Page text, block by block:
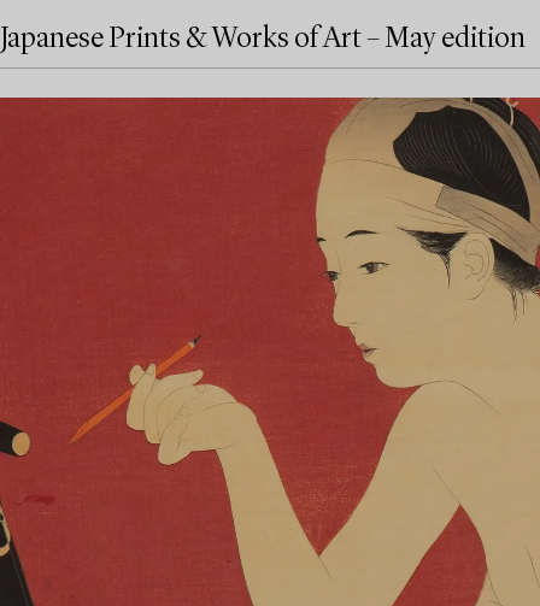
Japanese Prints & Works of Art – May edition